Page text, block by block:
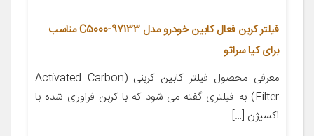
فیلتر کربن فعال کابین خودرو مدل 97133-C5000 مناسب
برای کیا سراتو
معرفی محصول فیلتر کابین کربنی (Activated Carbon
Filter) به فیلتری گفته می شود که با کربن فراوری شده با
اکسیژن […]